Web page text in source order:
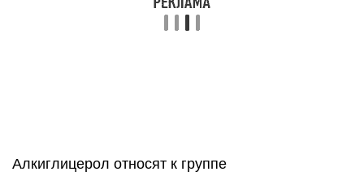
Алкиглицерол относят к группе